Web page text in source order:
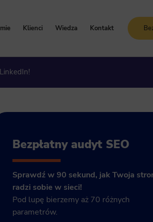
i certyfikaty
Klienci Wiedza Kontakt
Bezpłatny audyt SEO
Sprawdź w 90 sekund, jak Twoja
radzi sobie w sieci!
Pod lupę bierzemy aż 70 różnych
parametrów.